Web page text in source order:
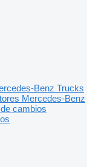
Benz Trucks
Mercedes-Benz
cambios